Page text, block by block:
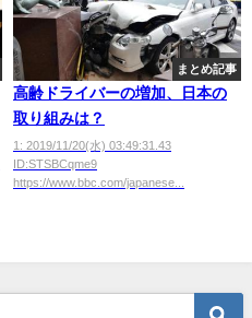
まとめ記事
高齢ドライバーの増加、日本の
取り組みは？
1: 2019/11/20(水) 03:49:31.43
ID:STSBCqme9
https://www.bbc.com/japanese...